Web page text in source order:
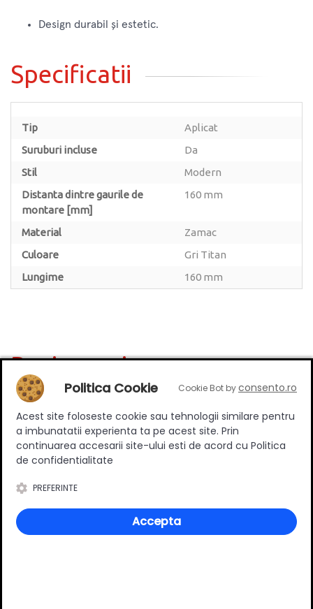
Design durabil și estetic.
Specificatii
Tip
Aplicat
Suruburi incluse
Da
Stil
Modern
Distanta dintre gaurile de
montare [mm]
160 mm
Material
Zamac
Culoare
Gri Titan
Lungime
160 mm
Review-uri
Deții sau ai utilizat produsul?
Spune-ți părerea acordând o nota produsului
Politica Cookie Cookie Bot byconsento.ro
Acest site foloseste cookie sau tehnologii similare pentru
a imbunatatii experienta ta pe acest site. Prin
continuarea accesarii site-ului esti de acord cu Politica
de confidentialitate
PREFERINTE
Accepta